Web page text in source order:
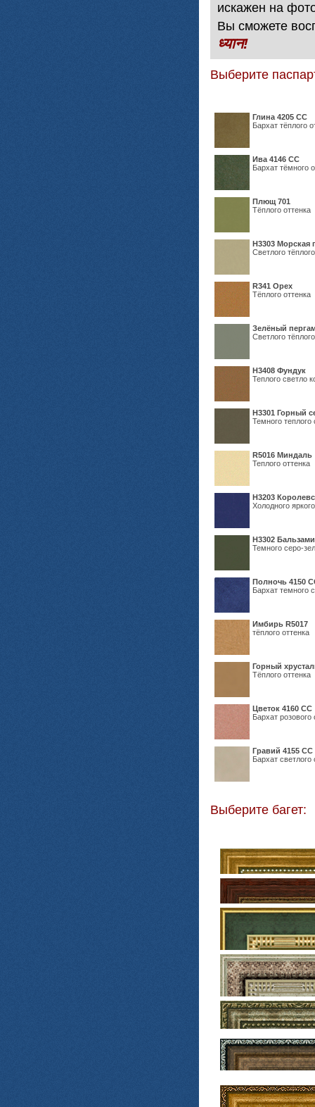
искажен на
Вы сможете
ध्यान!
Выберите
Глина 4205 СС
Бархат тёплого
Ива 4146 СС
Бархат тёмного
Плющ 701
Тёплого оттенка
H3303 Морская
Светлого
R341 Орех
Тёплого оттенка
Зелёный
Светлого
Н3408 Фундук
Теплого светло
Н3301 Горный
Темного теплого
R5016 Миндаль
Теплого оттенка
Н3203
Холодного
Н3302
Темного серо-
Полночь 4150
Бархат темного
Имбирь R5017
тёплого оттенка
Горный
Тёплого оттенка
Цветок 4160 СС
Бархат розового
Гравий 4155 СС
Бархат светлого
Выберите багет: